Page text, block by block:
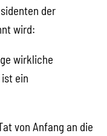
der
wird:
wirkliche
ein
von Anfang an die